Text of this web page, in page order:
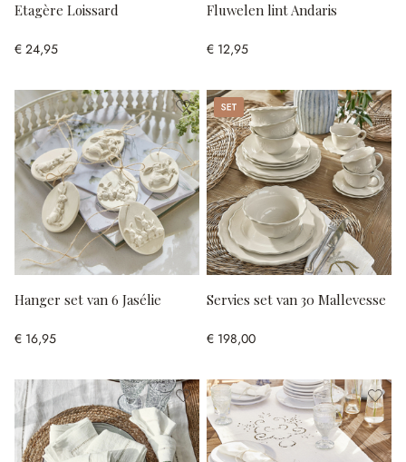
Etagère Loissard
€ 24,95
Fluwelen lint Andaris
€ 12,95
Hanger set van 6 Jasélie
€ 16,95
Set
Servies set van 30 Mallevesse
€ 198,00